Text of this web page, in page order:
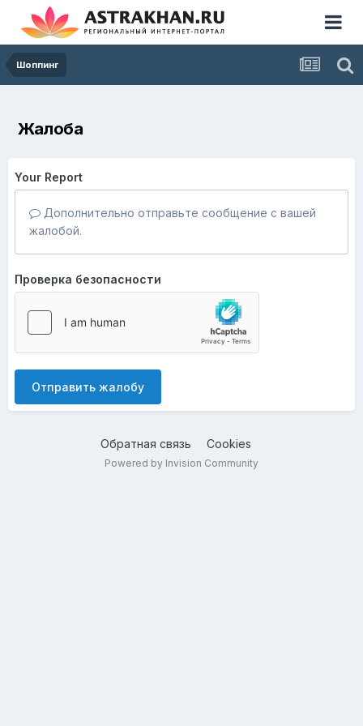
Шоппинг
Жалоба
Your Report
Дополнительно отправьте сообщение с вашей
жалобой.
Проверка безопасности
Отправить жалобу
Обратная связь Cookies
Powered by Invision Community